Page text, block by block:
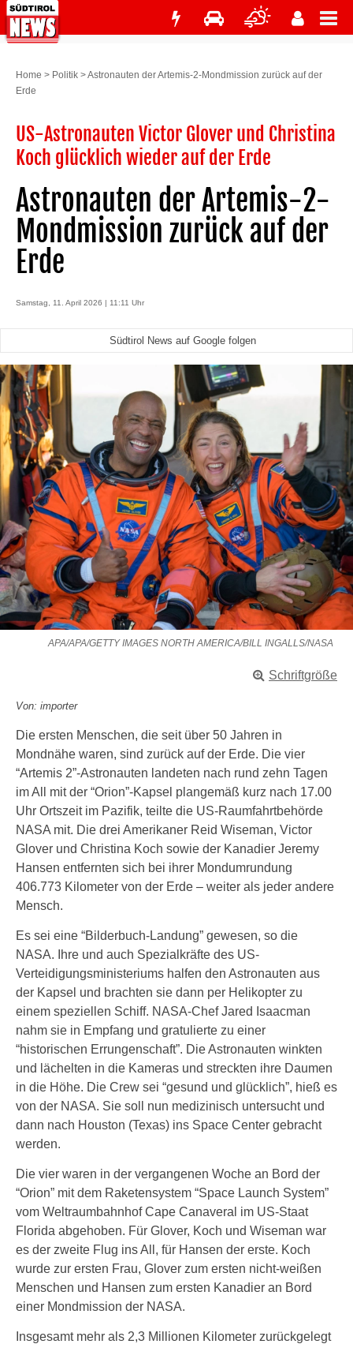
Home > Politik >Astronauten der Artemis-2-Mondmission zurück auf der
Erde
US-Astronauten Victor Glover und Christina
Koch glücklich wieder auf der Erde
Astronauten der Artemis-2-
Mondmission zurück auf der
Erde
Samstag, 11. April 2026 | 11:11 Uhr
Südtirol News auf Google folgen
APA/APA/GETTY IMAGES NORTH AMERICA/BILL INGALLS/NASA
Schriftgröße
Von: importer
Die ersten Menschen, die seit über 50 Jahren in
Mondnähe waren, sind zurück auf der Erde. Die vier
“Artemis 2”-Astronauten landeten nach rund zehn Tagen
im All mit der “Orion”-Kapsel plangemäß kurz nach 17.00
Uhr Ortszeit im Pazifik, teilte die US-Raumfahrtbehörde
NASA mit. Die drei Amerikaner Reid Wiseman, Victor
Glover und Christina Koch sowie der Kanadier Jeremy
Hansen entfernten sich bei ihrer Mondumrundung
406.773 Kilometer von der Erde – weiter als jeder andere
Mensch.
Es sei eine “Bilderbuch-Landung” gewesen, so die
NASA. Ihre und auch Spezialkräfte des US-
Verteidigungsministeriums halfen den Astronauten aus
der Kapsel und brachten sie dann per Helikopter zu
einem speziellen Schiff. NASA-Chef Jared Isaacman
nahm sie in Empfang und gratulierte zu einer
“historischen Errungenschaft”. Die Astronauten winkten
und lächelten in die Kameras und streckten ihre Daumen
in die Höhe. Die Crew sei “gesund und glücklich”, hieß es
von der NASA. Sie soll nun medizinisch untersucht und
dann nach Houston (Texas) ins Space Center gebracht
werden.
Die vier waren in der vergangenen Woche an Bord der
“Orion” mit dem Raketensystem “Space Launch System”
vom Weltraumbahnhof Cape Canaveral im US-Staat
Florida abgehoben. Für Glover, Koch und Wiseman war
es der zweite Flug ins All, für Hansen der erste. Koch
wurde zur ersten Frau, Glover zum ersten nicht-weißen
Menschen und Hansen zum ersten Kanadier an Bord
einer Mondmission der NASA.
Insgesamt mehr als 2,3 Millionen Kilometer zurückgelegt